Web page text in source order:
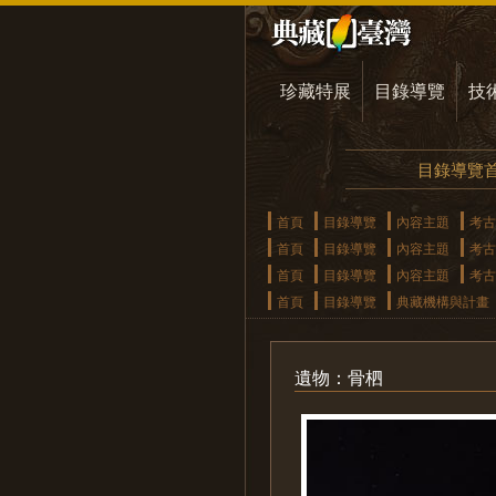
珍藏特展 目錄導覽 技
目錄導覽
首頁 目錄導覽 內容主題
考古
首頁
目錄導覽 內容主題
考古
首頁
目錄導覽 內容主題
考古
首頁
目錄導覽 典藏機構與計畫
遺物：骨柶